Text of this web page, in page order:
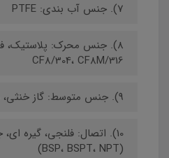
7). جنس آب بندی: PTFE
8). جنس محرک: پلاستیک،
CF8/304، CF8M/316
9). جنس متوسط: گاز خنثی، هوا، آب، بخار
10). اتصال: فلنجی، گیره
(BSP، BSPT، NPT)